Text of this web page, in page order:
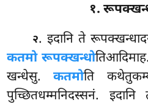
१.
२. इदानि ते
कतमो रूपक्खन्धो
खन्धेसु.कतमोति
पुच्छितधम्मनिदस्सनं.